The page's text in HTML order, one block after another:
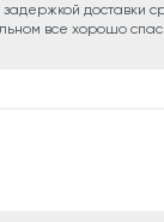
задержкой доставки
все хорошо